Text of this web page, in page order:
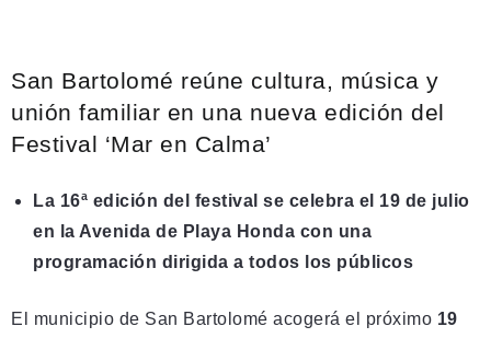
San Bartolomé reúne cultura, música y
unión familiar en una nueva edición del
Festival ‘Mar en Calma’
La 16ª edición del festival se celebra el 19 de julio
en la Avenida de Playa Honda con una
programación dirigida a todos los públicos
El municipio de San Bartolomé acogerá el próximo 19